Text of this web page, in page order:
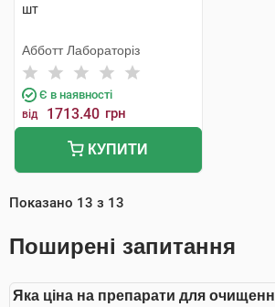
шт
Абботт Лабораторіз
Є в наявності
від 1713.40 грн
КУПИТИ
Показано 13 з 13
Поширені запитання
Яка ціна на препарати для